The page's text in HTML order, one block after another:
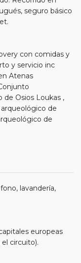
seguro básico
con comidas y
y servicio inc
Atenas
Osios Loukas ,
de
de
lavandería,
europeas
circuito).